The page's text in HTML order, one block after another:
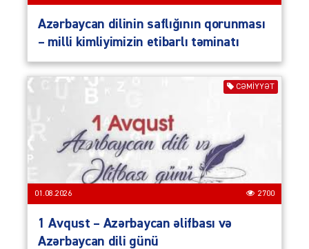
Azərbaycan dilinin saflığının qorunması
– milli kimliyimizin etibarlı təminatı
CƏMIYYƏT
01.08.2026 2700
1 Avqust – Azərbaycan əlifbası və
Azərbaycan dili günü